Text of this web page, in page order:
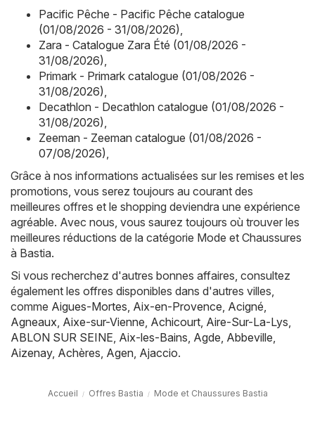
Pacific Pêche - Pacific Pêche catalogue
(01/08/2026 - 31/08/2026),
Zara - Catalogue Zara Été (01/08/2026 -
31/08/2026),
Primark - Primark catalogue (01/08/2026 -
31/08/2026),
Decathlon - Decathlon catalogue (01/08/2026 -
31/08/2026),
Zeeman - Zeeman catalogue (01/08/2026 -
07/08/2026),
Grâce à nos informations actualisées sur les remises et les
promotions, vous serez toujours au courant des
meilleures offres et le shopping deviendra une expérience
agréable. Avec nous, vous saurez toujours où trouver les
meilleures réductions de la catégorie Mode et Chaussures
à Bastia.
Si vous recherchez d'autres bonnes affaires, consultez
également les offres disponibles dans d'autres villes,
comme Aigues-Mortes, Aix-en-Provence, Acigné,
Agneaux, Aixe-sur-Vienne, Achicourt, Aire-Sur-La-Lys,
ABLON SUR SEINE, Aix-les-Bains, Agde, Abbeville,
Aizenay, Achères, Agen, Ajaccio.
Accueil Offres Bastia Mode et Chaussures Bastia